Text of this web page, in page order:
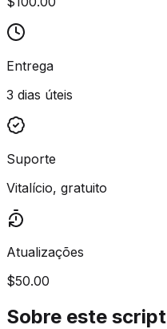
Entrega
3 dias úteis
Suporte
Vitalício, gratuito
Atualizações
$50.00
Sobre este script